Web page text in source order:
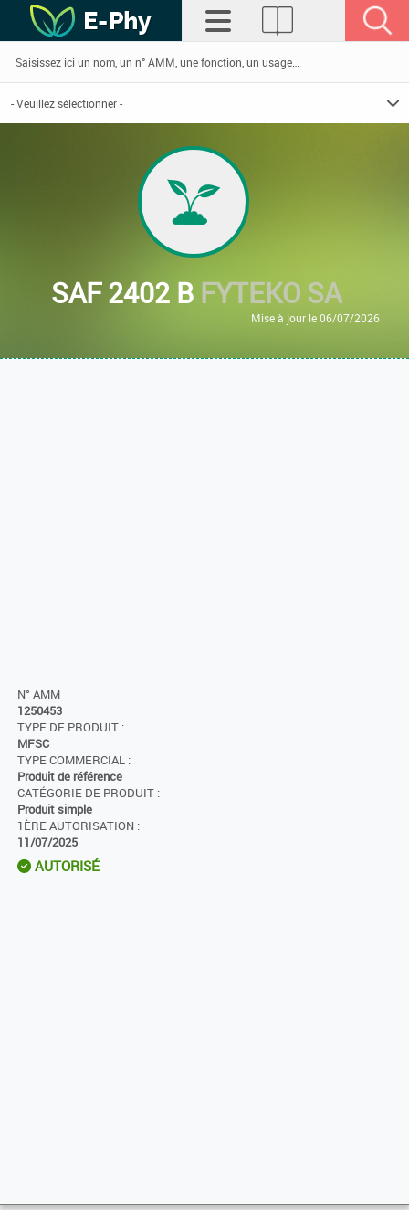
SAF 2402 B FYTEKO SA
Mise à jour le 06/07/2026
N° AMM
1250453
TYPE DE PRODUIT :
MFSC
TYPE COMMERCIAL :
Produit de référence
CATÉGORIE DE PRODUIT :
Produit simple
1ÈRE AUTORISATION :
11/07/2025
AUTORISÉ